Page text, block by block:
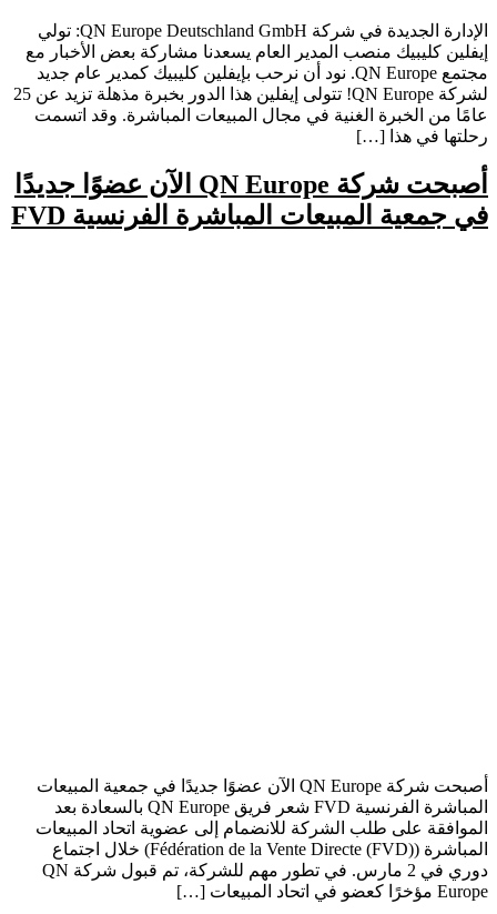
الإدارة الجديدة في شركة QN Europe Deutschland GmbH: تولي
إيفلين كليبيك منصب المدير العام يسعدنا مشاركة بعض الأخبار مع
مجتمع QN Europe. نود أن نرحب بإيفلين كليبيك كمدير عام جديد
لشركة QN Europe! تتولى إيفلين هذا الدور بخبرة مذهلة تزيد عن 25
عامًا من الخبرة الغنية في مجال المبيعات المباشرة. وقد اتسمت
رحلتها في هذا […]
أصبحت شركة QN Europe الآن عضوًا جديدًا
في جمعية المبيعات المباشرة الفرنسية FVD
أصبحت شركة QN Europe الآن عضوًا جديدًا في جمعية المبيعات
المباشرة الفرنسية FVD شعر فريق QN Europe بالسعادة بعد
الموافقة على طلب الشركة للانضمام إلى عضوية اتحاد المبيعات
المباشرة (Fédération de la Vente Directe (FVD)) خلال اجتماع
دوري في 2 مارس. في تطور مهم للشركة، تم قبول شركة QN
Europe مؤخرًا كعضو في اتحاد المبيعات […]